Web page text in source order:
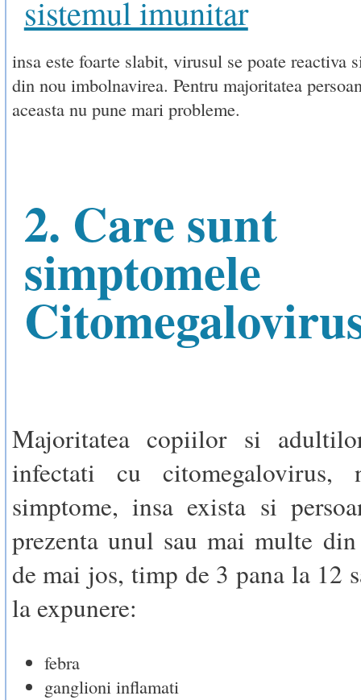
sistemul imunitar
insa este foarte slabit, virusul se poate reactiva
din nou imbolnavirea. Pentru majoritatea
aceasta nu pune mari probleme.
2. Care sunt
simptomele
Majoritatea copiilor si
infectati cu citomegalovirus,
simptome, insa exista si
prezenta unul sau mai multe
de mai jos, timp de 3 pana la 12
la expunere:
febra
ganglioni inflamati